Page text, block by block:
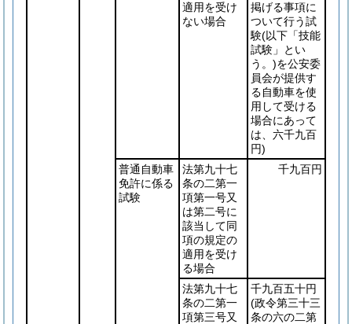
適用を受け
ない場合
掲げる事項に
ついて行う試
験(以下「技能
試験」とい
う。)を公安委
員会が提供す
る自動車を使
用して受ける
場合にあって
は、六千九百
円)
普通自動車
免許に係る
試験
法第九十七
条の二第一
項第一号又
は第二号に
該当して同
項の規定の
適用を受け
る場合
千九百円
法第九十七
条の二第一
項第三号又
千九百五十円
(政令第三十三
条の六の二第